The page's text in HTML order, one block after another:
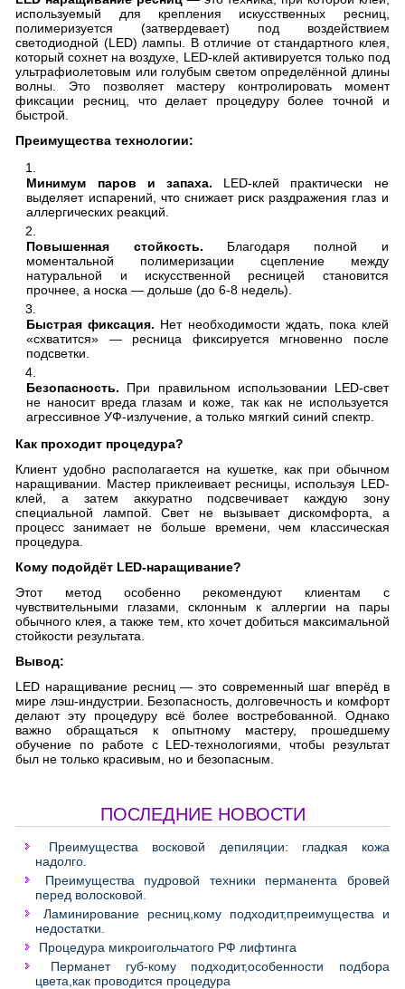
используемый для крепления искусственных ресниц,
полимеризуется (затвердевает) под воздействием
светодиодной (LED) лампы. В отличие от стандартного клея,
который сохнет на воздухе, LED-клей активируется только под
ультрафиолетовым или голубым светом определённой длины
волны. Это позволяет мастеру контролировать момент
фиксации ресниц, что делает процедуру более точной и
быстрой.
Преимущества технологии:
Минимум паров и запаха. LED-клей практически не
выделяет испарений, что снижает риск раздражения глаз и
аллергических реакций.
Повышенная стойкость. Благодаря полной и
моментальной полимеризации сцепление между
натуральной и искусственной ресницей становится
прочнее, а носка — дольше (до 6-8 недель).
Быстрая фиксация. Нет необходимости ждать, пока клей
«схватится» — ресница фиксируется мгновенно после
подсветки.
Безопасность. При правильном использовании LED-свет
не наносит вреда глазам и коже, так как не используется
агрессивное УФ-излучение, а только мягкий синий спектр.
Как проходит процедура?
Клиент удобно располагается на кушетке, как при обычном
наращивании. Мастер приклеивает ресницы, используя LED-
клей, а затем аккуратно подсвечивает каждую зону
специальной лампой. Свет не вызывает дискомфорта, а
процесс занимает не больше времени, чем классическая
процедура.
Кому подойдёт LED-наращивание?
Этот метод особенно рекомендуют клиентам с
чувствительными глазами, склонным к аллергии на пары
обычного клея, а также тем, кто хочет добиться максимальной
стойкости результата.
Вывод:
LED наращивание ресниц — это современный шаг вперёд в
мире лэш-индустрии. Безопасность, долговечность и комфорт
делают эту процедуру всё более востребованной. Однако
важно обращаться к опытному мастеру, прошедшему
обучение по работе с LED-технологиями, чтобы результат
был не только красивым, но и безопасным.
ПОСЛЕДНИЕ НОВОСТИ
Преимущества восковой депиляции: гладкая кожа
надолго.
Преимущества пудровой техники перманента бровей
перед волосковой.
Ламинирование ресниц,кому подходит,преимущества и
недостатки.
Процедура микроигольчатого РФ лифтинга
Перманет губ-кому подходит,особенности подбора
цвета,как проводится процедура